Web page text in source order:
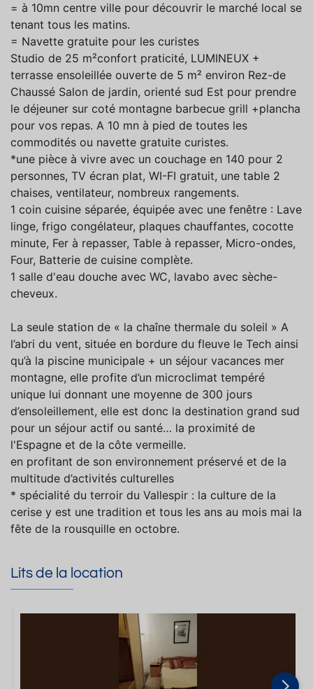
= à 10mn centre ville pour découvrir le marché local se
tenant tous les matins.
= Navette gratuite pour les curistes
Studio de 25 m²confort praticité, LUMINEUX +
terrasse ensoleillée ouverte de 5 m² environ Rez-de
Chaussé Salon de jardin, orienté sud Est pour prendre
le déjeuner sur coté montagne barbecue grill +plancha
pour vos repas. A 10 mn à pied de toutes les
commodités ou navette gratuite curistes.
*une pièce à vivre avec un couchage en 140 pour 2
personnes, TV écran plat, WI-FI gratuit, une table 2
chaises, ventilateur, nombreux rangements.
1 coin cuisine séparée, équipée avec une fenêtre : Lave
linge, frigo congélateur, plaques chauffantes, cocotte
minute, Fer à repasser, Table à repasser, Micro-ondes,
Four, Batterie de cuisine complète.
1 salle d'eau douche avec WC, lavabo avec sèche-
cheveux.
La seule station de « la chaîne thermale du soleil » A
l’abri du vent, située en bordure du fleuve le Tech ainsi
qu’à la piscine municipale + un séjour vacances mer
montagne, elle profite d’un microclimat tempéré
unique lui donnant une moyenne de 300 jours
d’ensoleillement, elle est donc la destination grand sud
pour un séjour actif ou santé… la proximité de
l'Espagne et de la côte vermeille.
en profitant de son environnement préservé et de la
multitude d’activités culturelles
* spécialité du terroir du Vallespir : la culture de la
cerise y est une tradition et tous les ans au mois mai la
fête de la rousquille en octobre.
Lits de la location